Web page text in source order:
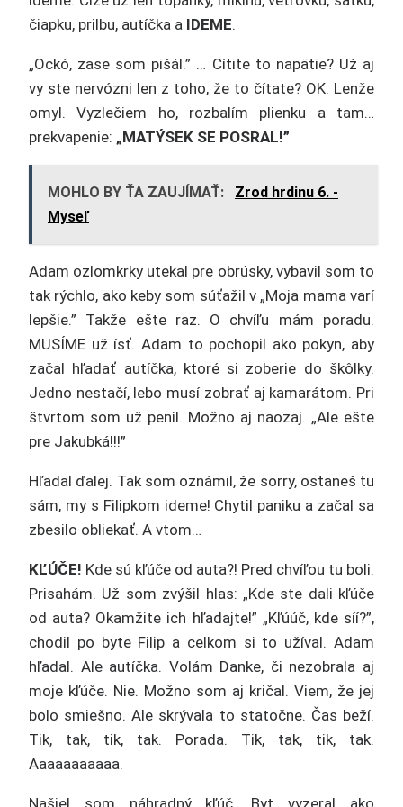
čiapku, prilbu, autíčka a IDEME.
„Ockó, zase som pišál.” … Cítite to napätie? Už aj
vy ste nervózni len z toho, že to čítate? OK. Lenže
omyl. Vyzlečiem ho, rozbalím plienku a tam…
prekvapenie: „MATÝSEK SE POSRAL!”
MOHLO BY ŤA ZAUJÍMAŤ:
Zrod hrdinu 6. -
Myseľ
Adam ozlomkrky utekal pre obrúsky, vybavil som to
tak rýchlo, ako keby som súťažil v „Moja mama varí
lepšie.” Takže ešte raz. O chvíľu mám poradu.
MUSÍME už ísť. Adam to pochopil ako pokyn, aby
začal hľadať autíčka, ktoré si zoberie do škôlky.
Jedno nestačí, lebo musí zobrať aj kamarátom. Pri
štvrtom som už penil. Možno aj naozaj. „Ale ešte
pre Jakubká!!!”
Hľadal ďalej. Tak som oznámil, že sorry, ostaneš tu
sám, my s Filipkom ideme! Chytil paniku a začal sa
zbesilo obliekať. A vtom…
KĽÚČE! Kde sú kľúče od auta?! Pred chvíľou tu boli.
Prisahám. Už som zvýšil hlas: „Kde ste dali kľúče
od auta? Okamžite ich hľadajte!” „Kľúúč, kde síí?”,
chodil po byte Filip a celkom si to užíval. Adam
hľadal. Ale autíčka. Volám Danke, či nezobrala aj
moje kľúče. Nie. Možno som aj kričal. Viem, že jej
bolo smiešno. Ale skrývala to statočne. Čas beží.
Tik, tak, tik, tak. Porada. Tik, tak, tik, tak.
Aaaaaaaaaaa.